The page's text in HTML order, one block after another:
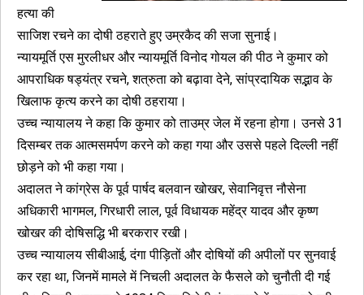
हत्या की
साजिश रचने का दोषी ठहराते हुए उम्रकैद की सजा सुनाई।
न्यायमूर्ति एस मुरलीधर और न्यायमूर्ति विनोद गोयल की पीठ ने कुमार को
आपराधिक षड्यंत्र रचने, शत्रुता को बढ़ावा देने, सांप्रदायिक सद्भाव के
खिलाफ कृत्य करने का दोषी ठहराया।
उच्च न्यायालय ने कहा कि कुमार को ताउम्र जेल में रहना होगा। उनसे 31
दिसम्बर तक आत्मसमर्पण करने को कहा गया और उससे पहले दिल्ली नहीं
छोड़ने को भी कहा गया।
अदालत ने कांग्रेस के पूर्व पार्षद बलवान खोखर, सेवानिवृत्त नौसेना
अधिकारी भागमल, गिरधारी लाल, पूर्व विधायक महेंद्र यादव और कृष्ण
खोखर की दोषिसद्धि भी बरकरार रखी।
उच्च न्यायालय सीबीआई, दंगा पीड़ितों और दोषियों की अपीलों पर सुनवाई
कर रहा था, जिनमें मामले में निचली अदालत के फैसले को चुनौती दी गई